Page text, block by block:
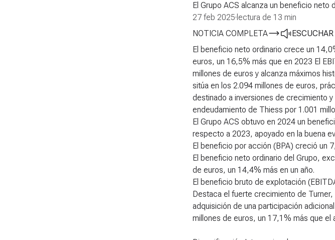
El Grupo ACS alcanza un beneficio
27 feb 2025· lectura de 13 min
NOTICIA COMPLETA
ESCUCHAR
El beneficio neto ordinario crece un
euros, un 16,5% más que en 2023 El
millones de euros y alcanza máximos
sitúa en los 2.094 millones de euros,
destinado a inversiones de crecimiento
endeudamiento de Thiess por 1.001
El Grupo ACS obtuvo en 2024 un
respecto a 2023, apoyado en la buena
El beneficio por acción (BPA) creció un
El beneficio neto ordinario del Grupo,
de euros, un 14,4% más en un año.
El beneficio bruto de explotación
Destaca el fuerte crecimiento de
adquisición de una participación
millones de euros, un 17,1% más que